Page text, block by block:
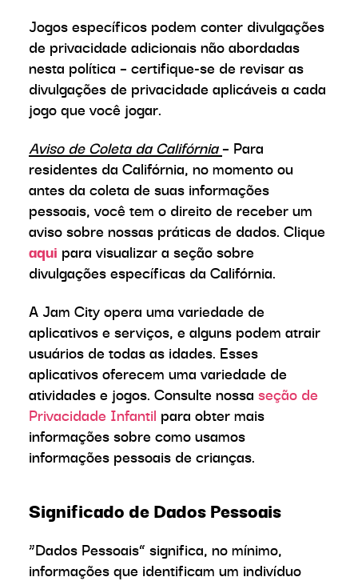
Jogos específicos podem conter divulgações
de privacidade adicionais não abordadas
nesta política – certifique-se de revisar as
divulgações de privacidade aplicáveis a cada
jogo que você jogar.
Aviso de Coleta da Califórnia– Para
residentes da Califórnia, no momento ou
antes da coleta de suas informações
pessoais, você tem o direito de receber um
aviso sobre nossas práticas de dados. Clique
aqui para visualizar a seção sobre
divulgações específicas da Califórnia.
A Jam City opera uma variedade de
aplicativos e serviços, e alguns podem atrair
usuários de todas as idades. Esses
aplicativos oferecem uma variedade de
atividades e jogos. Consulte nossa seção de
Privacidade Infantil para obter mais
informações sobre como usamos
informações pessoais de crianças.
Significado de Dados Pessoais
“Dados Pessoais” significa, no mínimo,
informações que identificam um indivíduo